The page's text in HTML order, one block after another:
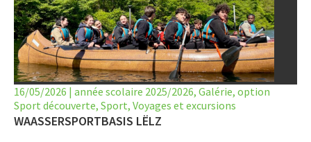
LE LYCÉE
LET’S GO SCIENCE
ACTUALITÉ
AGENDA
16/05/2026 | année scolaire 2025/2026, Galérie, option
Sport découverte, Sport, Voyages et excursions
WAASSERSPORTBASIS LËLZ